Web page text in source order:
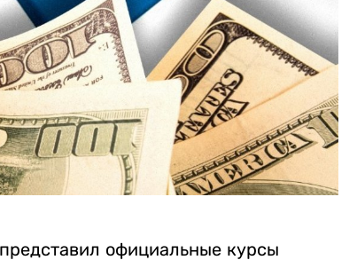
официальные курсы